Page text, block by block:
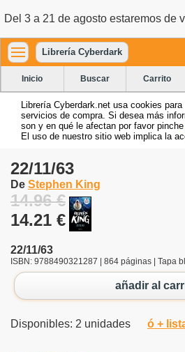
Del 3 a 21 de agosto estaremos de
Librería Cyberdark
Inicio Buscar Carrito
Librería Cyberdark.net usa cookies
servicios de compra. Si desea más
son y en qué le afectan por favor pinche
El uso de nuestro sitio web implica la
22/11/63
De Stephen King
14.96 €
14.21 €
22/11/63
ISBN: 9788490321287 | 864 páginas | Tapa
añadir al
Disponibles: 2 unidades ó +